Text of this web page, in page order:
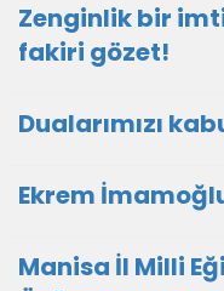
Zenginlik bir
fakiri gözet!
Dualarımızı
Ekrem
Manisa İl Milli